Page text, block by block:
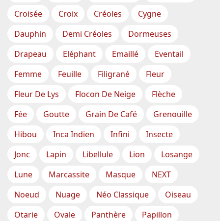
Croisée
Croix Créoles
Cygne
Dauphin
Demi Créoles
Dormeuses
Drapeau
Eléphant Emaillé
Eventail
Femme
Feuille Filigrané
Fleur
Fleur De Lys
Flocon De Neige
Flèche
Fée
Goutte Grain De Café
Grenouille
Hibou
Inca Indien Infini
Insecte
Jonc
Lapin Libellule Lion
Losange
Lune
Marcassite Masque
NEXT
Noeud
Nuage Néo Classique
Oiseau
Otarie
Ovale Panthère
Papillon